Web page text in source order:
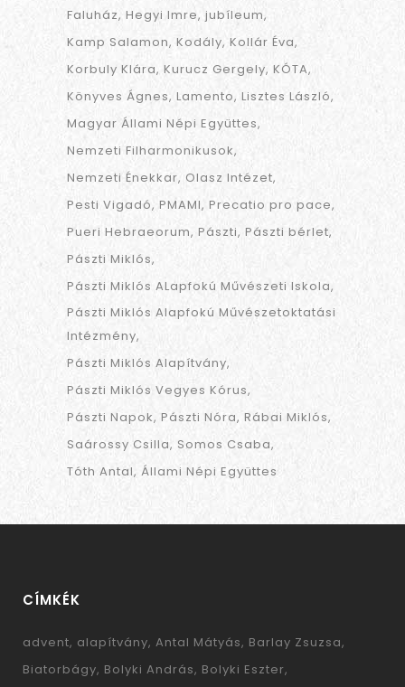
Faluház Hegyi Imre jubíleum
Kamp Salamon Kodály Kollár Éva
Korbuly Klára Kurucz Gergely KÓTA
Könyves Ágnes Lamento Lisztes László
Magyar Állami Népi Együttes
Nemzeti Filharmonikusok
Nemzeti Énekkar Olasz Intézet
Pesti Vigadó PMAMI Precatio pro pace
Pueri Hebraeorum Pászti Pászti bérlet
Pászti Miklós
Pászti Miklós ALapfokú Művészeti Iskola
Pászti Miklós Alapfokú Művészetoktatási
Intézmény
Pászti Miklós Alapítvány
Pászti Miklós Vegyes Kórus
Pászti Napok Pászti Nóra Rábai Miklós
Saárossy Csilla Somos Csaba
Tóth Antal Állami Népi Együttes
CÍMKÉK
advent alapítvány Antal Mátyás Barlay Zsuzsa
Biatorbágy Bolyki András Bolyki Eszter